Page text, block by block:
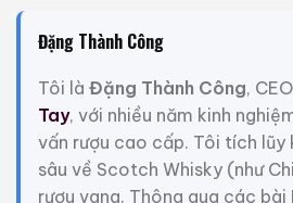
chế tác thủ công với độ tỉ mỉ
sản phẩm, mặt trước của
Thái tử Charles và Công
quanh bởi vòng nguyệt quế
tượng của Hoàng gia.
Đặng Thành Công
Tôi là Đặng Thành Công,
Tay, với nhiều năm kinh
vấn rượu cao cấp. Tôi tích lũy
sâu về Scotch Whisky (như
rượu vang. Thông qua các